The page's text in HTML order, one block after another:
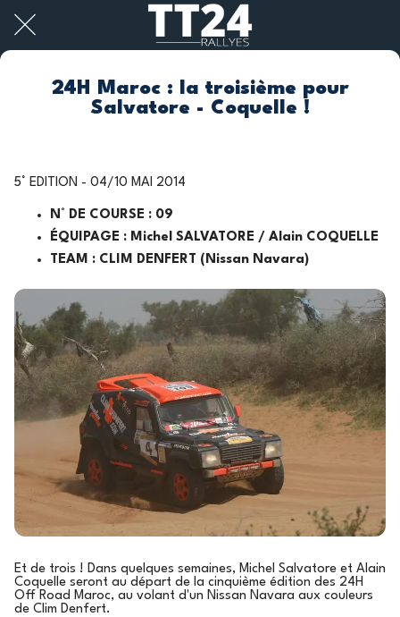
24H Maroc : la troisième pour
Salvatore - Coquelle !
5° EDITION - 04/10 MAI 2014
N° DE COURSE : 09
ÉQUIPAGE : Michel SALVATORE / Alain COQUELLE
TEAM : CLIM DENFERT (Nissan Navara)
Et de trois ! Dans quelques semaines, Michel Salvatore et Alain
Coquelle seront au départ de la cinquième édition des 24H
Off Road Maroc, au volant d'un Nissan Navara aux couleurs
de Clim Denfert.